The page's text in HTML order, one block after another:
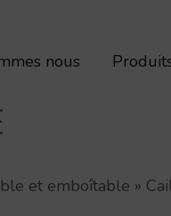
nous
et emboîtable »